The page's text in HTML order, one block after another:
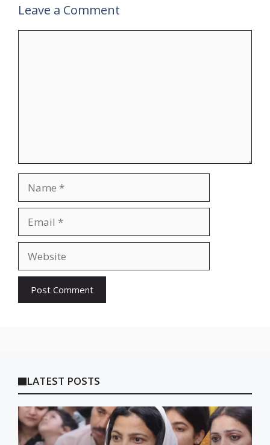
Leave a Comment
LATEST POSTS